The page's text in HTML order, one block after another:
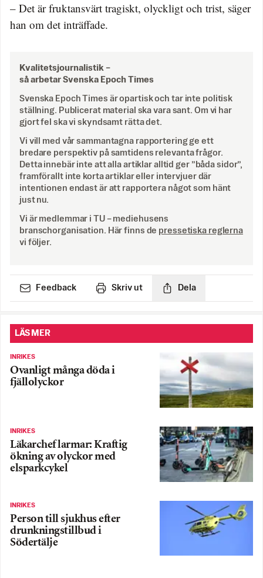
– Det är fruktansvärt tragiskt, olyckligt och trist, säger
han om det inträffade.
Kvalitetsjournalistik –
så arbetar Svenska Epoch Times
Svenska Epoch Times är opartisk och tar inte politisk
ställning. Publicerat material ska vara sant. Om vi har
gjort fel ska vi skyndsamt rätta det.
Vi vill med vår sammantagna rapportering ge ett
bredare perspektiv på samtidens relevanta frågor.
Detta innebär inte att alla artiklar alltid ger ”båda sidor”,
framförallt inte korta artiklar eller intervjuer där
intentionen endast är att rapportera något som hänt
just nu.
Vi är medlemmar i TU – mediehusens
branschorganisation. Här finns de pressetiska reglerna
vi följer.
Feedback Skriv ut Dela
LÄS MER
INRIKES
Ovanligt många döda i
fjällolyckor
INRIKES
Läkarchef larmar: Kraftig
ökning av olyckor med
elsparkcykel
INRIKES
Person till sjukhus efter
drunkningstillbud i
Södertälje